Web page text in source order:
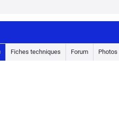
Fiches techniques Forum Photos